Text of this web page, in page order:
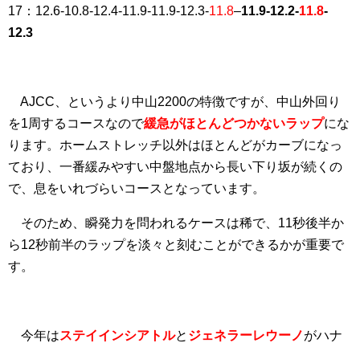
17：12.6-10.8-12.4-11.9-11.9-12.3-11.8–11.9-12.2-11.8-
12.3
AJCC、というより中山2200の特徴ですが、中山外回り
を1周するコースなので緩急がほとんどつかないラップにな
ります。ホームストレッチ以外はほとんどがカーブになっ
ており、一番緩みやすい中盤地点から長い下り坂が続くの
で、息をいれづらいコースとなっています。
そのため、瞬発力を問われるケースは稀で、11秒後半か
ら12秒前半のラップを淡々と刻むことができるかが重要で
す。
今年はステイインシアトルと ジェネラーレウーノがハナ